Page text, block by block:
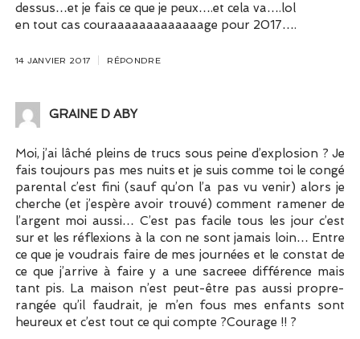
dessus…et je fais ce que je peux….et cela va….lol
en tout cas couraaaaaaaaaaaaage pour 2017….
14 JANVIER 2017 RÉPONDRE
GRAINE D ABY
Moi, j’ai lâché pleins de trucs sous peine d’explosion ? Je
fais toujours pas mes nuits et je suis comme toi le congé
parental c’est fini (sauf qu’on l’a pas vu venir) alors je
cherche (et j’espère avoir trouvé) comment ramener de
l’argent moi aussi… C’est pas facile tous les jour c’est
sur et les réflexions à la con ne sont jamais loin… Entre
ce que je voudrais faire de mes journées et le constat de
ce que j’arrive à faire y a une sacreee différence mais
tant pis. La maison n’est peut-être pas aussi propre-
rangée qu’il faudrait, je m’en fous mes enfants sont
heureux et c’est tout ce qui compte ?Courage !! ?